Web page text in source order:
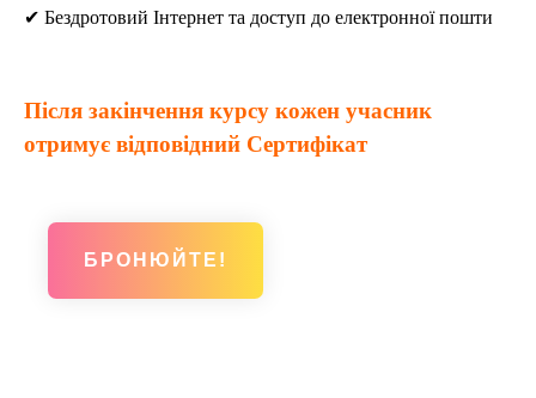
✔ Бездротовий Інтернет та доступ до електронної пошти
Після закінчення курсу кожен учасник
отримує відповідний Сертифікат
БРОНЮЙТЕ!